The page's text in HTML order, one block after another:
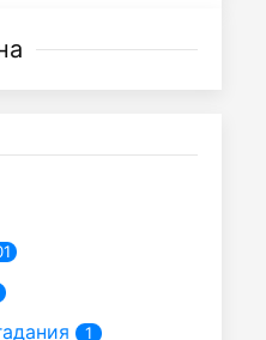
1